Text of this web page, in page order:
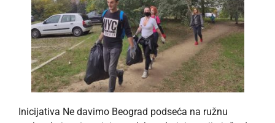
Inicijativa Ne davimo Beograd podseća na ružnu